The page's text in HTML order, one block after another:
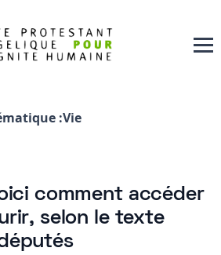
:Vie
comment accéder
selon le texte